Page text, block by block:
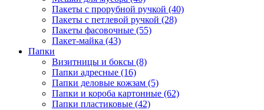
Пакеты с прорубной ручкой (40)
Пакеты с петлевой ручкой (28)
Пакеты фасовочные (55)
Пакет-майка (43)
Папки
Визитницы и боксы (8)
Папки адресные (16)
Папки деловые кожзам (5)
Папки и короба картонные (62)
Папки пластиковые (42)